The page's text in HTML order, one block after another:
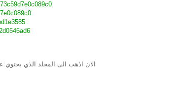
الان اذهب الى المجلد الذي يحتوي